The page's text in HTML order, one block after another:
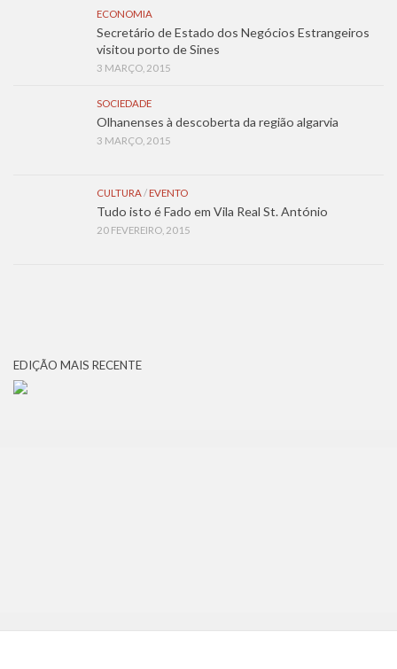
ECONOMIA
Secretário de Estado dos Negócios Estrangeiros
visitou porto de Sines
3 MARÇO, 2015
SOCIEDADE
Olhanenses à descoberta da região algarvia
3 MARÇO, 2015
CULTURA/ EVENTO
Tudo isto é Fado em Vila Real St. António
20 FEVEREIRO, 2015
EDIÇÃO MAIS RECENTE